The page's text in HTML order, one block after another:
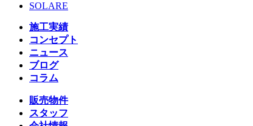
SOLARE
施工実績
コンセプト
ニュース
ブログ
コラム
販売物件
スタッフ